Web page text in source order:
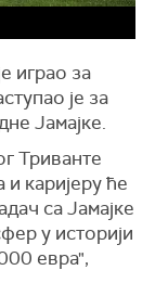
играо за
је за
Јамајке.
Триванте
и каријеру ће
са Јамајке
у историји
евра",